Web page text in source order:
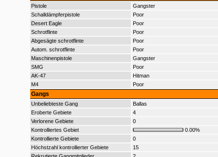
Pistole
Gangster
Schalldämpferpistole
Poor
Desert Eagle
Poor
Schrotflinte
Poor
Abgesägte schrotflinte
Poor
Autom. schrotflinte
Poor
Maschinenpistole
Gangster
SMG
Poor
AK-47
Hitman
M4
Poor
Gangs
Unbeliebteste Gang
Ballas
Eroberte Gebiete
4
Verlorene Gebiete
0
Kontrolliertes Gebiet
0.00%
Kontrollierte Gebiete
0
Höchstzahl kontrollierter Gebiete
15